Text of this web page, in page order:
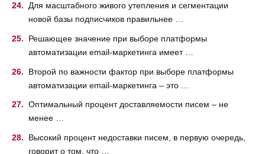
Для масштабного живого утепления и сегментации
новой базы подписчиков правильнее …
Решающее значение при выборе платформы
автоматизации email-маркетинга имеет …
Второй по важности фактор при выборе платформы
автоматизации email-маркетинга – это …
Оптимальный процент доставляемости писем – не
менее …
Высокий процент недоставки писем, в первую очередь,
говорит о том, что …